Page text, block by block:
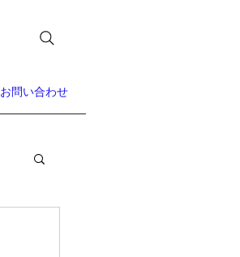
お問い合わせ